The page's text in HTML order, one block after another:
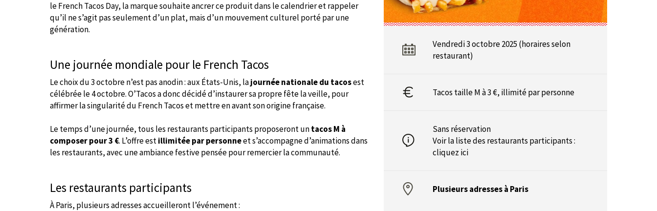
le French Tacos Day, la marque souhaite ancrer ce produit dans le calendrier et rappeler
qu’il ne s’agit pas seulement d’un plat, mais d’un mouvement culturel porté par une
génération.
Une journée mondiale pour le French Tacos
Le choix du 3 octobre n’est pas anodin : aux États-Unis, lajournée nationale du tacosest
célébrée le 4 octobre. O’Tacos a donc décidé d’instaurer sa propre fête la veille, pour
affirmer la singularité du French Tacos et mettre en avant son origine française.
Le temps d’une journée, tous les restaurants participants proposeront untacos M à
composer pour 3 €. L’offre estillimitée par personneet s’accompagne d’animations dans
les restaurants, avec une ambiance festive pensée pour remercier la communauté.
Les restaurants participants
À Paris, plusieurs adresses accueilleront l’événement :
Vendredi 3 octobre 2025 (horaires selon
restaurant)
Tacos taille M à 3 €, illimité par personne
Sans réservation
Voir la liste des restaurants participants :
cliquez ici
Plusieurs adresses à Paris